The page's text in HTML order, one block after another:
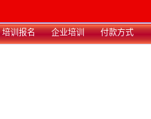
培训报名 企业培训 付款方式